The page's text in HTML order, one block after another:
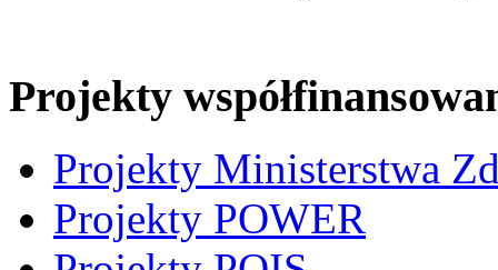
Projekty
Projekty Ministerstwa
Projekty POWER